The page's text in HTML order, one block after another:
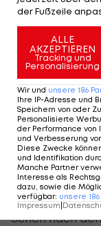
Lockerheit ist
gern." Darum
ruhige
geben.
Es ist wichtig,
Wir haben
geht nicht so
dass man so
Tief
Schon nach
der Fußzeile
ALLE
AKZEPTIEREN
Tracking und
Personalisierung
Wir und unsere 186
Ihre IP-Adresse und
Speichern von oder
Personalisierte
der Performance von
und Verbesserung
Diese Zwecke
und Identifikation
Manche Partner
Interesse als
dazu, sowie die
verfügbar: unsere 186
Impressum